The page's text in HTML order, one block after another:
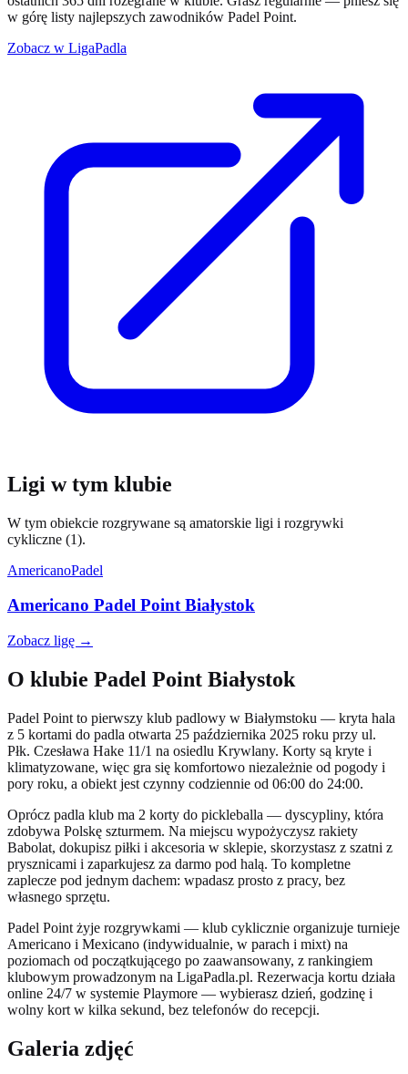
w górę listy najlepszych zawodników Padel Point.
Zobacz w LigaPadla
Ligi w tym klubie
W tym obiekcie rozgrywane są amatorskie ligi i rozgrywki
cykliczne (1).
AmericanoPadel
Americano Padel Point Białystok
Zobacz ligę →
O klubie Padel Point Białystok
Padel Point to pierwszy klub padlowy w Białymstoku — kryta hala
z 5 kortami do padla otwarta 25 października 2025 roku przy ul.
Płk. Czesława Hake 11/1 na osiedlu Krywlany. Korty są kryte i
klimatyzowane, więc gra się komfortowo niezależnie od pogody i
pory roku, a obiekt jest czynny codziennie od 06:00 do 24:00.
Oprócz padla klub ma 2 korty do pickleballa — dyscypliny, która
zdobywa Polskę szturmem. Na miejscu wypożyczysz rakiety
Babolat, dokupisz piłki i akcesoria w sklepie, skorzystasz z szatni z
prysznicami i zaparkujesz za darmo pod halą. To kompletne
zaplecze pod jednym dachem: wpadasz prosto z pracy, bez
własnego sprzętu.
Padel Point żyje rozgrywkami — klub cyklicznie organizuje turnieje
Americano i Mexicano (indywidualnie, w parach i mixt) na
poziomach od początkującego po zaawansowany, z rankingiem
klubowym prowadzonym na LigaPadla.pl. Rezerwacja kortu działa
online 24/7 w systemie Playmore — wybierasz dzień, godzinę i
wolny kort w kilka sekund, bez telefonów do recepcji.
Galeria zdjęć